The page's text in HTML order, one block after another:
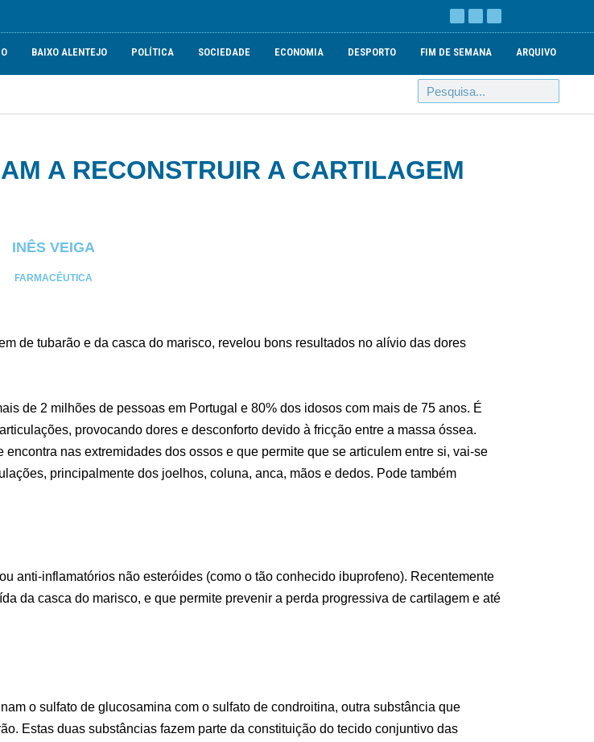
BAIXO ALENTEJO POLÍTICA SOCIEDADE ECONOMIA DESPORTO FIM DE SEMANA ARQUIVO
A RECONSTRUIR A CARTILAGEM
INÊS VEIGA
FARMACÊUTICA
de tubarão e da casca do marisco, revelou bons resultados no alívio das dores
de 2 milhões de pessoas em Portugal e 80% dos idosos com mais de 75 anos. É
provocando dores e desconforto devido à fricção entre a massa óssea.
nas extremidades dos ossos e que permite que se articulem entre si, vai-se
principalmente dos joelhos, coluna, anca, mãos e dedos. Pode também
anti-inflamatórios não esteróides (como o tão conhecido ibuprofeno). Recentemente
da casca do marisco, e que permite prevenir a perda progressiva de cartilagem e até
o sulfato de glucosamina com o sulfato de condroitina, outra substância que
Estas duas substâncias fazem parte da constituição do tecido conjuntivo das